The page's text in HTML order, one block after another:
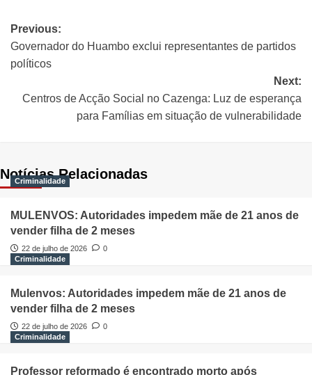
Previous:
Governador do Huambo exclui representantes de partidos
políticos
Next:
Centros de Acção Social no Cazenga: Luz de esperança
para Famílias em situação de vulnerabilidade
Notícias Relacionadas
Criminalidade
MULENVOS: Autoridades impedem mãe de 21 anos de
vender filha de 2 meses
22 de julho de 2026
0
Criminalidade
Mulenvos: Autoridades impedem mãe de 21 anos de
vender filha de 2 meses
22 de julho de 2026
0
Criminalidade
Professor reformado é encontrado morto após